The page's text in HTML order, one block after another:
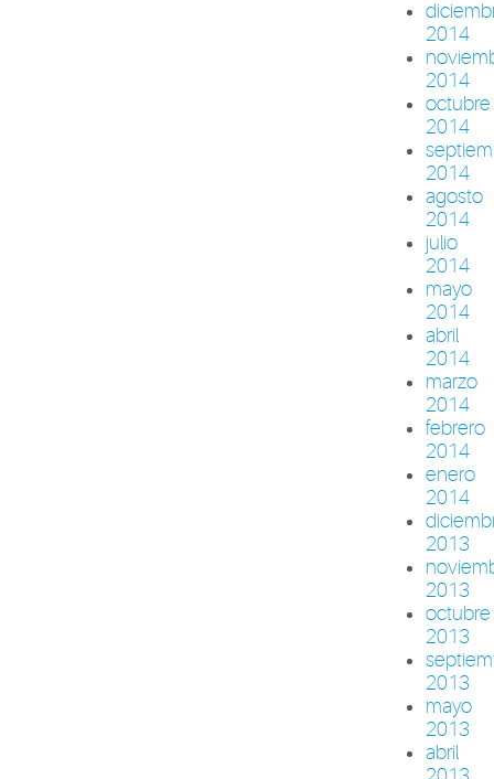
2014
2014
octubre
2014
2014
agosto
2014
julio
2014
mayo
2014
abril
2014
marzo
2014
febrero
2014
enero
2014
2013
2013
octubre
2013
2013
mayo
2013
abril